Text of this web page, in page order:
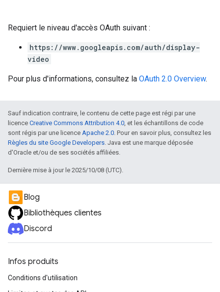
Requiert le niveau d'accès OAuth suivant :
https://www.googleapis.com/auth/display-
video
Pour plus d'informations, consultez la OAuth 2.0 Overview.
Sauf indication contraire, le contenu de cette page est régi par une
licence Creative Commons Attribution 4.0, et les échantillons de code
sont régis par une licence Apache 2.0. Pour en savoir plus, consultez les
Règles du site Google Developers. Java est une marque déposée
d'Oracle et/ou de ses sociétés affiliées.
Dernière mise à jour le 2025/10/08 (UTC).
Blog
Bibliothèques clientes
Discord
Infos produits
Conditions d'utilisation